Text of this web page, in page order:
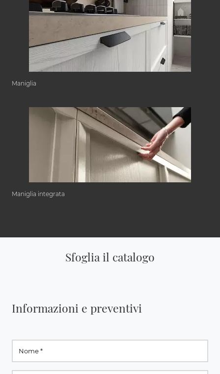
Maniglia
Maniglia integrata
Sfoglia il catalogo
Informazioni e preventivi